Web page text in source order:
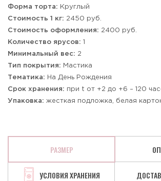
Форма торта: Круглый
Стоимость 1 кг: 2450 руб.
Стоимость оформления: 2400 руб.
Количество ярусов: 1
Минимальный вес: 2
Тип покрытия: Мастика
Тематика: На День Рождения
Срок хранения: при t от +2 до +6 – 120
Упаковка: жесткая подложка, белая
РАЗМЕР
УСЛОВИЯ ХРАНЕНИЯ